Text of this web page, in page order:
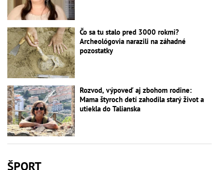
Čo sa tu stalo pred 3000 rokmi?
Archeológovia narazili na záhadné
pozostatky
Rozvod, výpoveď aj zbohom rodine:
Mama štyroch detí zahodila starý život a
utiekla do Talianska
ŠPORT